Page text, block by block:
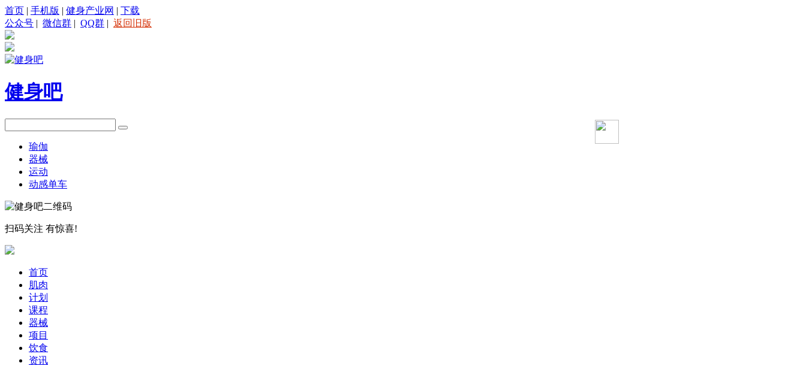
首页 | 手机版 | 健身产业网 | 下载
公众号 | 微信群 | QQ群 | 返回旧版
健身吧
瑜伽
器械
运动
动感单车
扫码关注 有惊喜!
首页
肌肉
计划
课程
器械
项目
饮食
资讯